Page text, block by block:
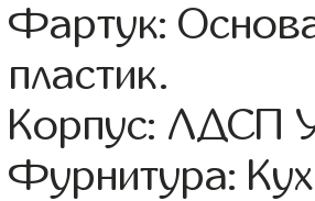
Фартук:
пластик.
Корпус: ЛДСП
Фурнитура: